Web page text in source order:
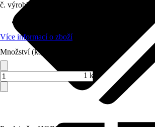
č. výrobku
Více informací o zboží
Množství (ks)
1 ks